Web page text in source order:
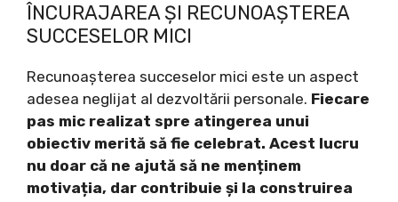
ÎNCURAJAREA ȘI RECUNOAȘTEREA
SUCCESELOR MICI
Recunoașterea succeselor mici este un aspect
adesea neglijat al dezvoltării personale. Fiecare
pas mic realizat spre atingerea unui
obiectiv merită să fie celebrat. Acest lucru
nu doar că ne ajută să ne menținem
motivația, dar contribuie și la construirea